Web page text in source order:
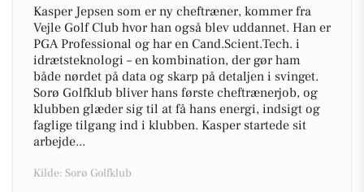
Kasper Jepsen som er ny cheftræner, kommer fra
Vejle Golf Club hvor han også blev uddannet. Han er
PGA Professional og har en Cand.Scient.Tech. i
idrætsteknologi – en kombination, der gør ham
både nørdet på data og skarp på detaljen i svinget.
Sorø Golfklub bliver hans første cheftrænerjob, og
klubben glæder sig til at få hans energi, indsigt og
faglige tilgang ind i klubben. Kasper startede sit
arbejde...
Kilde: Sorø Golfklub